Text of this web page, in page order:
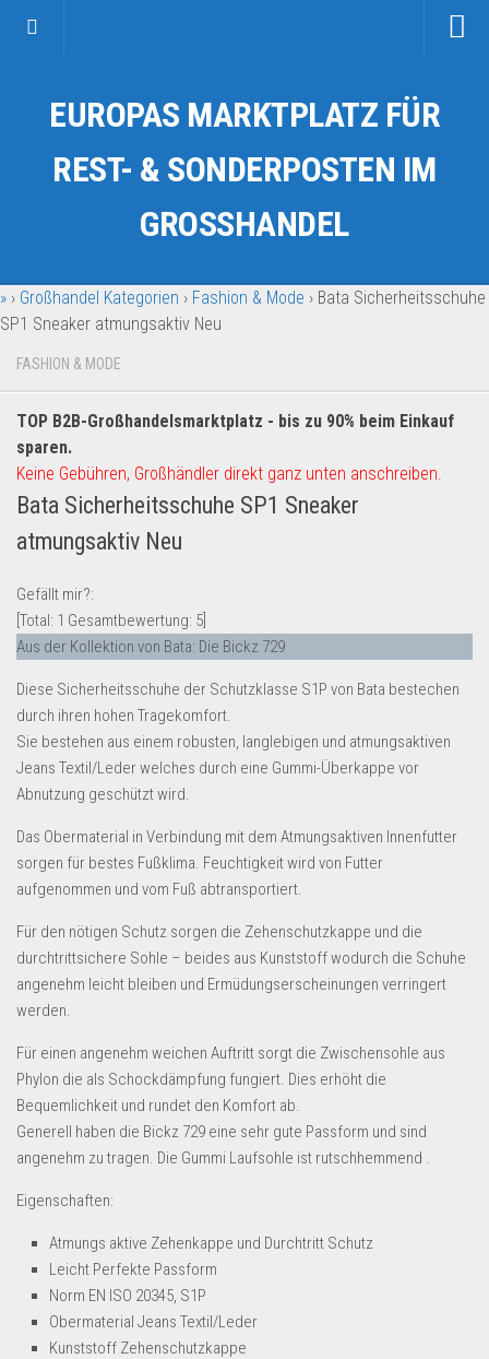
Kategorien
Auto & Motorrad
Fahrzeuge & Transport
Garten & Werkzeug
Geschäft, Büro & Schreibwaren
Geschenkartikel
Handy und Smartphone
Kosmetik & Pflege
Lebensmittel & Getränke
Multimedia & Elektro
Münzen
Spielzeug & Games
Schuhe & Accessoires
Sport & Freizeit
Uhren & Schmuck
Wohnen & Einrichten
Restposten-Angebote
Restposten für Privatpersonen
Saison & Eventprodkte
Dropshipping-Produkte
B2B Produkte
Grosshandel
Amazon
Aldi
Kostenlos verkaufen
Anmelden
Kostenlos Registrieren
Newsletter
EUROPAS MARKTPLATZ FÜR
REST- & SONDERPOSTEN IM
GROSSHANDEL
» › Großhandel Kategorien › Fashion & Mode › Bata Sicherheitsschuhe
SP1 Sneaker atmungsaktiv Neu
FASHION & MODE
TOP B2B-Großhandelsmarktplatz - bis zu 90% beim Einkauf
sparen.
Keine Gebühren, Großhändler direkt ganz unten anschreiben.
Bata Sicherheitsschuhe SP1 Sneaker
atmungsaktiv Neu
Gefällt mir?:
[Total: 1 Gesamtbewertung: 5
Aus der Kollektion von Bata: Die Bickz 729
Diese Sicherheitsschuhe der Schutzklasse S1P von Bata bestechen
durch ihren hohen Tragekomfort.
Sie bestehen aus einem robusten, langlebigen und atmungsaktiven
Jeans Textil/Leder welches durch eine Gummi-Überkappe vor
Abnutzung geschützt wird.
Das Obermaterial in Verbindung mit dem Atmungsaktiven Innenfutter
sorgen für bestes Fußklima. Feuchtigkeit wird von Futter
aufgenommen und vom Fuß abtransportiert.
Für den nötigen Schutz sorgen die Zehenschutzkappe und die
durchtrittsichere Sohle – beides aus Kunststoff wodurch die Schuhe
angenehm leicht bleiben und Ermüdungserscheinungen verringert
werden.
Für einen angenehm weichen Auftritt sorgt die Zwischensohle aus
Phylon die als Schockdämpfung fungiert. Dies erhöht die
Bequemlichkeit und rundet den Komfort ab.
Generell haben die Bickz 729 eine sehr gute Passform und sind
angenehm zu tragen. Die Gummi Laufsohle ist rutschhemmend .
Eigenschaften:
Atmungs aktive Zehenkappe und Durchtritt Schutz
Leicht Perfekte Passform
Norm EN ISO 20345, S1P
Obermaterial Jeans Textil/Leder
Kunststoff Zehenschutzkappe